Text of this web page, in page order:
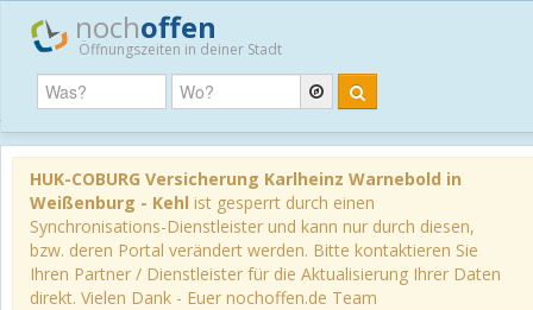
nochoffen
Öffnungszeiten in deiner Stadt
HUK-COBURG Versicherung Karlheinz Warnebold in
Weißenburg - Kehl ist gesperrt durch einen
Synchronisations-Dienstleister und kann nur durch diesen,
bzw. deren Portal verändert werden. Bitte kontaktieren Sie
Ihren Partner / Dienstleister für die Aktualisierung Ihrer Daten
direkt. Vielen Dank - Euer nochoffen.de Team